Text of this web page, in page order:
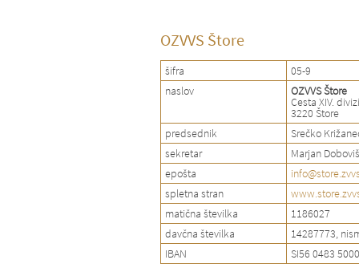
OZVVS Štore
šifra
05-9
naslov
OZVVS Štore
Cesta XIV.
3220 Štore
predsednik
Srečko
sekretar
Marjan
epošta
spletna stran
matična številka
1186027
davčna številka
14287773,
IBAN
SI56 0483